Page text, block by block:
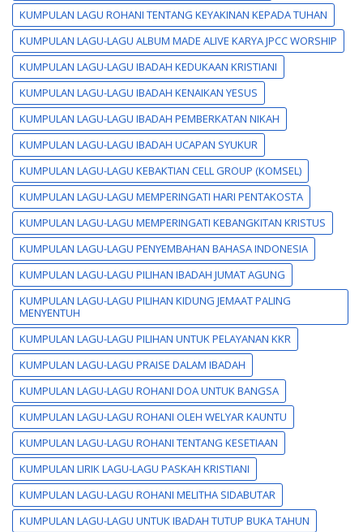
KUMPULAN LAGU ROHANI TENTANG KEYAKINAN KEPADA TUHAN
KUMPULAN LAGU-LAGU ALBUM MADE ALIVE KARYA JPCC WORSHIP
KUMPULAN LAGU-LAGU IBADAH KEDUKAAN KRISTIANI
KUMPULAN LAGU-LAGU IBADAH KENAIKAN YESUS
KUMPULAN LAGU-LAGU IBADAH PEMBERKATAN NIKAH
KUMPULAN LAGU-LAGU IBADAH UCAPAN SYUKUR
KUMPULAN LAGU-LAGU KEBAKTIAN CELL GROUP (KOMSEL)
KUMPULAN LAGU-LAGU MEMPERINGATI HARI PENTAKOSTA
KUMPULAN LAGU-LAGU MEMPERINGATI KEBANGKITAN KRISTUS
KUMPULAN LAGU-LAGU PENYEMBAHAN BAHASA INDONESIA
KUMPULAN LAGU-LAGU PILIHAN IBADAH JUMAT AGUNG
KUMPULAN LAGU-LAGU PILIHAN KIDUNG JEMAAT PALING
MENYENTUH
KUMPULAN LAGU-LAGU PILIHAN UNTUK PELAYANAN KKR
KUMPULAN LAGU-LAGU PRAISE DALAM IBADAH
KUMPULAN LAGU-LAGU ROHANI DOA UNTUK BANGSA
KUMPULAN LAGU-LAGU ROHANI OLEH WELYAR KAUNTU
KUMPULAN LAGU-LAGU ROHANI TENTANG KESETIAAN
KUMPULAN LIRIK LAGU-LAGU PASKAH KRISTIANI
KUMPULAN LAGU-LAGU ROHANI MELITHA SIDABUTAR
KUMPULAN LAGU-LAGU UNTUK IBADAH TUTUP BUKA TAHUN